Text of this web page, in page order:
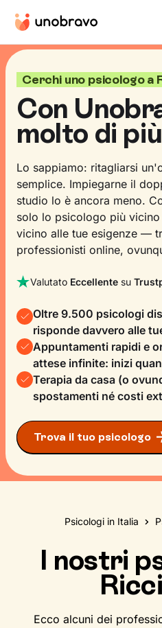
Cerchi uno psicologo a
Con
molto di più
Lo sappiamo: ritagliarsi
semplice. Impiegarne il
studio lo è ancora meno.
solo lo psicologo più
vicino alle tue esigenze —
professionisti online,
Valutato Eccellente su
Oltre 9.500 psicologi
risponde davvero alle
Appuntamenti rapidi e
attese infinite: inizi
Terapia da casa (o
spostamenti né costi
Trova il tuo psicologo
Psicologi in Italia
I nostri
Ecco alcuni dei